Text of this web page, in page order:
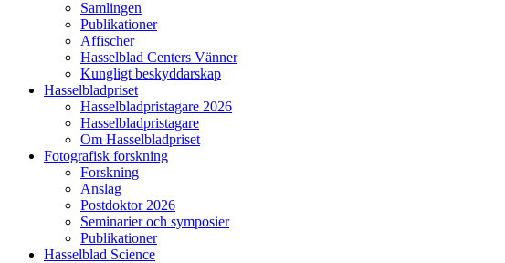
Samlingen
Publikationer
Affischer
Hasselblad Centers Vänner
Kungligt beskyddarskap
Hasselbladpriset
Hasselbladpristagare 2026
Hasselbladpristagare
Om Hasselbladpriset
Fotografisk forskning
Forskning
Anslag
Postdoktor 2026
Seminarier och symposier
Publikationer
Hasselblad Science